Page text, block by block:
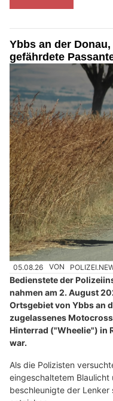
Ybbs an der
gefährdete
05.08.26 VON
Bedienstete der
nahmen am 2. August
Ortsgebiet von Ybbs an
zugelassenes
Hinterrad ("Wheelie") in
war.
Als die Polizisten
eingeschaltetem Blaulicht
beschleunigte der Lenker